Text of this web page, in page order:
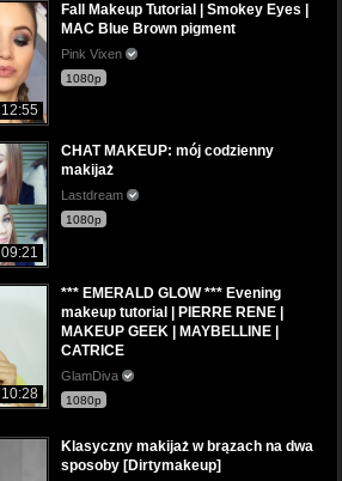
12:55
Fall Makeup Tutorial | Smokey Eyes |
MAC Blue Brown pigment
Pink Vixen
1080p
09:21
CHAT MAKEUP: mój codzienny
makijaż
Lastdream
1080p
10:28
*** EMERALD GLOW *** Evening
makeup tutorial | PIERRE RENE |
MAKEUP GEEK | MAYBELLINE |
CATRICE
GlamDiva
1080p
Klasyczny makijaż w brązach na dwa
sposoby [Dirtymakeup]